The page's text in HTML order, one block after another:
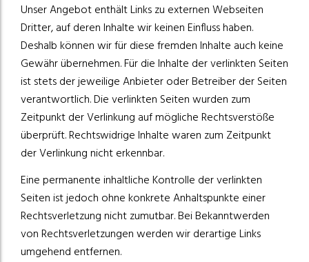
Unser Angebot enthält Links zu externen Webseiten
Dritter, auf deren Inhalte wir keinen Einfluss haben.
Deshalb können wir für diese fremden Inhalte auch keine
Gewähr übernehmen. Für die Inhalte der verlinkten Seiten
ist stets der jeweilige Anbieter oder Betreiber der Seiten
verantwortlich. Die verlinkten Seiten wurden zum
Zeitpunkt der Verlinkung auf mögliche Rechtsverstöße
überprüft. Rechtswidrige Inhalte waren zum Zeitpunkt
der Verlinkung nicht erkennbar.
Eine permanente inhaltliche Kontrolle der verlinkten
Seiten ist jedoch ohne konkrete Anhaltspunkte einer
Rechtsverletzung nicht zumutbar. Bei Bekanntwerden
von Rechtsverletzungen werden wir derartige Links
umgehend entfernen.